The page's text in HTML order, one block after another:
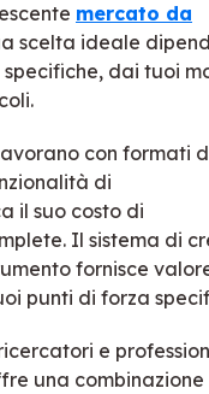
mercato da
scelta ideale
dai tuoi
con formati
di
il suo costo di
Il sistema di
fornisce
punti di forza
e
una combinazione